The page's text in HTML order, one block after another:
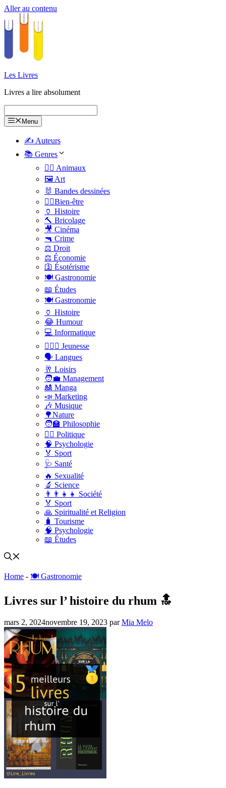
Aller au contenu
Les Livres
Livres a lire absolument
Menu
✍️ Auteurs
📚 Genres
🐕‍🦺 Animaux
🖼️ Art
🐰 Bandes dessinées
🧑‍⚕️Bien-être
🏺 Histoire
🔨 Bricolage
🎥 Cinéma
🔫 Crime
⚖️ Droit
⚖️ Économie
🛐 Ésotérisme
🍽️ Gastronomie
📖 Études
🍽️ Gastronomie
🏺 Histoire
😂 Humour
💻 Informatique
🤸🏽‍♀️ Jeunesse
🗣 Langues
🥂 Loisirs
🧑‍💼 Management
🎎 Manga
📣 Marketing
🎶 Musique
🌳Nature
🧑‍🏫 Philosophie
👨‍⚖️ Politique
🧠 Psychologie
🏅 Sport
🩺 Santé
🔥 Sexualité
🔬 Science
👨‍👨‍👧‍👧 Société
🏅 Sport
🙏 Spiritualité et Religion
🧳 Tourisme
🧠 Psychologie
📖 Études
Home - 🍽️ Gastronomie
Livres sur l’ histoire du rhum 🔝
mars 2, 2024novembre 19, 2023 parMia Melo